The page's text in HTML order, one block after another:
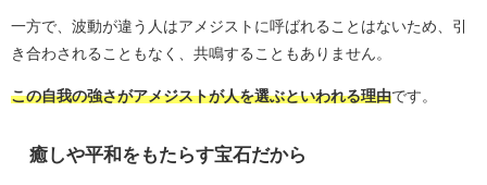
一方で、波動が違う人はアメジストに呼ばれることはないため、引
き合わされることもなく、共鳴することもありません。
この自我の強さがアメジストが人を選ぶといわれる理由です。
癒しや平和をもたらす宝石だから